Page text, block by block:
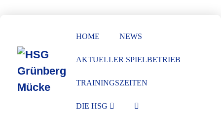
springen
HOME NEWS
AKTUELLER SPIELBETRIEB
TRAININGSZEITEN
DIE HSG
SUCHE-